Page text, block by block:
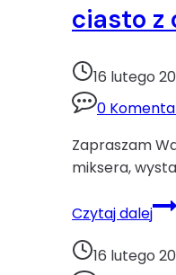
ciasto z
16 lutego
0
Zapraszam
miksera,
Czytaj dalej
16 lutego